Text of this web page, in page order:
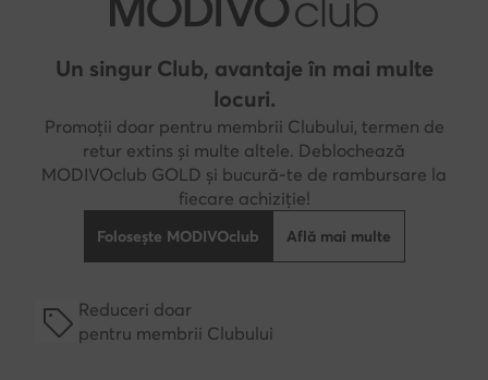
Un singur Club, avantaje în mai multe
locuri.
Promoții doar pentru membrii Clubului, termen de
retur extins și multe altele. Deblochează
MODIVOclub GOLD și bucură-te de rambursare la
fiecare achiziție!
Folosește MODIVOclub Află mai multe
Reduceri doar
pentru membrii Clubului